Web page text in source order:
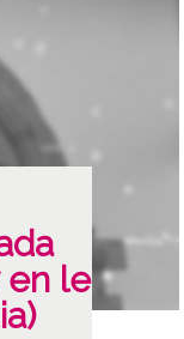
en le